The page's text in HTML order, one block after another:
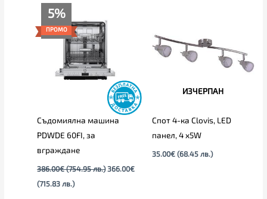
5%
ПРОМО
Съдомиялна машина
PDWDE 60FI, за
вграждане
386.00€ (754.95 лв.) 366.00€
(715.83 лв.)
е:
366.00€
(715.83
лв.).
ИЗЧЕРПАН
Спот 4-ка Clovis, LED
панел, 4 х5W
35.00€ (68.45 лв.)